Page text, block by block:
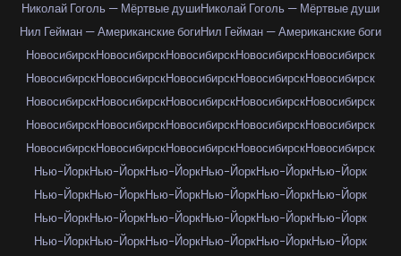
Николай Гоголь — Мёртвые душиНиколай Гоголь — Мёртвые души
Нил Гейман — Американские богиНил Гейман — Американские боги
НовосибирскНовосибирскНовосибирскНовосибирскНовосибирск
НовосибирскНовосибирскНовосибирскНовосибирскНовосибирск
НовосибирскНовосибирскНовосибирскНовосибирскНовосибирск
НовосибирскНовосибирскНовосибирскНовосибирскНовосибирск
НовосибирскНовосибирскНовосибирскНовосибирскНовосибирск
Нью-ЙоркНью-ЙоркНью-ЙоркНью-ЙоркНью-ЙоркНью-Йорк
Нью-ЙоркНью-ЙоркНью-ЙоркНью-ЙоркНью-ЙоркНью-Йорк
Нью-ЙоркНью-ЙоркНью-ЙоркНью-ЙоркНью-ЙоркНью-Йорк
Нью-ЙоркНью-ЙоркНью-ЙоркНью-ЙоркНью-ЙоркНью-Йорк